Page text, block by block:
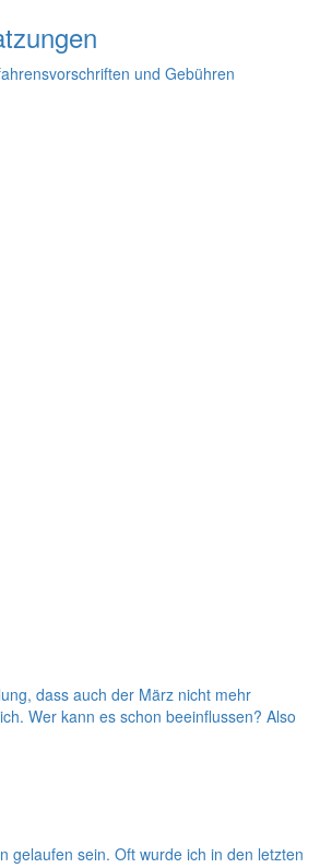
und Gebühren
dass auch der März nicht mehr
Wer kann es schon beeinflussen? Also
gelaufen sein. Oft wurde ich in den letzten